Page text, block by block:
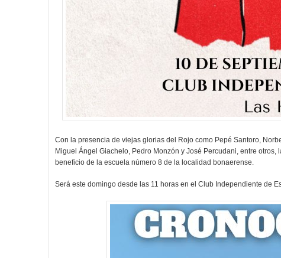
Con la presencia de viejas glorias del Rojo como Pepé Santoro,
Miguel Ángel Giachelo, Pedro Monzón y José Percudani, entre
beneficio de la escuela número 8 de la localidad bonaerense.
Será este domingo desde las 11 horas en el Club Independiente de